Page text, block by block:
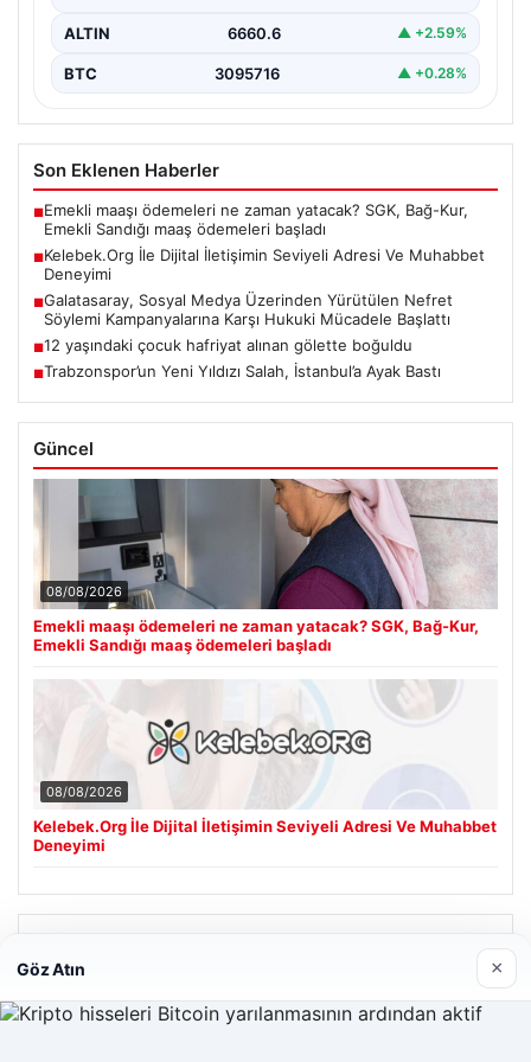
ALTIN 6660.6 ▲ +2.59%
BTC 3095716 ▲ +0.28%
Son Eklenen Haberler
■Emekli maaşı ödemeleri ne zaman yatacak? SGK, Bağ-Kur,
Emekli Sandığı maaş ödemeleri başladı
■Kelebek.Org İle Dijital İletişimin Seviyeli Adresi Ve Muhabbet
Deneyimi
■Galatasaray, Sosyal Medya Üzerinden Yürütülen Nefret
Söylemi Kampanyalarına Karşı Hukuki Mücadele Başlattı
■12 yaşındaki çocuk hafriyat alınan gölette boğuldu
■Trabzonspor’un Yeni Yıldızı Salah, İstanbul’a Ayak Bastı
Güncel
08/08/2026
Emekli maaşı ödemeleri ne zaman yatacak? SGK, Bağ-Kur,
Emekli Sandığı maaş ödemeleri başladı
08/08/2026
Kelebek.Org İle Dijital İletişimin Seviyeli Adresi Ve Muhabbet
Deneyimi
Göz Atın ×